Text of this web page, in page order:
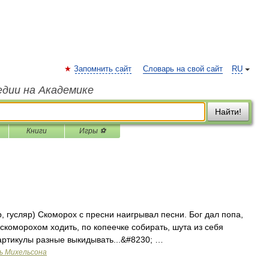
RU
Запомнить сайт Словарь на свой сайт
на Академике
Найти!
Книги Игры ⚽
Скоморох с пресни наигрывал песни. Бог дал попа,
ходить, по копеечке собирать, шута из себя
разные выкидывать...&#8230; …
Михельсона